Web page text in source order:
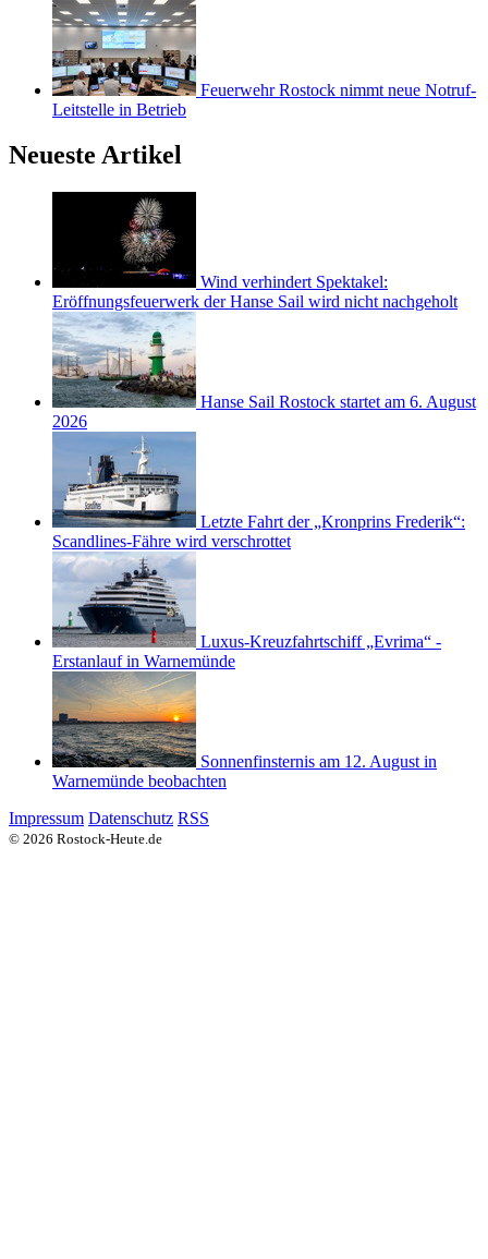
Feuerwehr Rostock nimmt neue Notruf-
Leitstelle in Betrieb
Neueste Artikel
Wind verhindert Spektakel:
Eröffnungsfeuerwerk der Hanse Sail wird nicht nachgeholt
Hanse Sail Rostock startet am 6. August
2026
Letzte Fahrt der „Kronprins Frederik“:
Scandlines-Fähre wird verschrottet
Luxus-Kreuzfahrtschiff „Evrima“ -
Erstanlauf in Warnemünde
Sonnenfinsternis am 12. August in
Warnemünde beobachten
Impressum Datenschutz RSS
© 2026 Rostock-Heute.de